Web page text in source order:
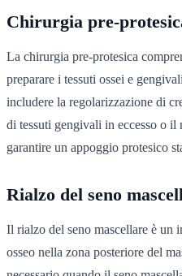
Chirurgia pre-
La chirurgia pre-protesica
preparare i tessuti ossei e
includere la regolarizzazione di
di tessuti gengivali in eccesso o il
garantire un appoggio protesico
Rialzo del seno
Il rialzo del seno mascellare è un
osseo nella zona posteriore del